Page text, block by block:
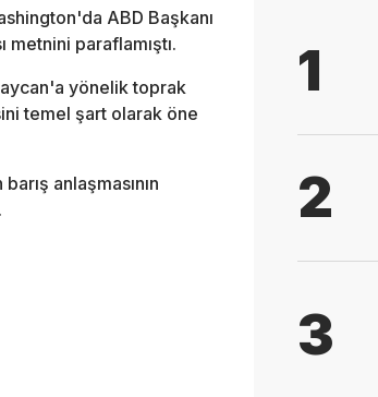
ABD Başkanı
paraflamıştı.
yönelik toprak
temel şart olarak öne
anlaşmasının
1
2
3